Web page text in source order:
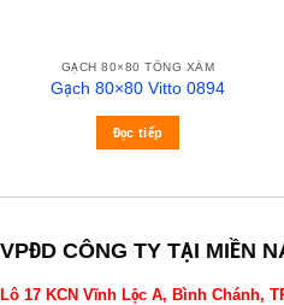
GẠCH 80×80 TÔNG XÁM
Gạch 80×80 Vitto 0894
Đọc tiếp
VPĐD CÔNG TY TẠI MIỀN
Lô 17 KCN Vĩnh Lộc A, Bình Chánh,